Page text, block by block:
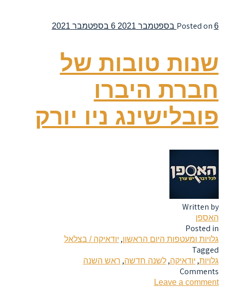
Posted on 6 בספטמבר 2021 6 בספטמבר 2021
שנות טובות של
חברת היברו
פובלישינג ניו יורק
Written by
האספן
Posted in
גלויות ומעטפות היום הראשון, יודאיקה / בצלאל
Tagged
גלויות, יודאיקה,לשנה חדשה, ראש השנה
Comments
Leave a comment